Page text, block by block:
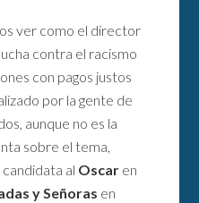
ver como el director
contra el racismo
con pagos justos
por la gente de
aunque no es la
sobre el tema,
al Oscar en
y Señoras en